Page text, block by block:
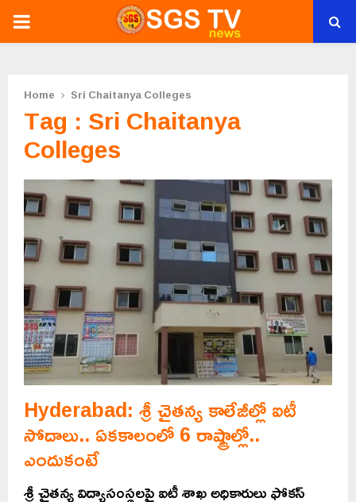
PRIMARY
Home Sri Chaitanya Colleges
Tag : Sri Chaitanya
Colleges
Hyderabad: శ్రీ చైతన్య కాలేజీల్లో ఐటీ
సోదాలు.. ఏకకాలంలో 6 రాష్ట్రాల్లో..
ఎందుకంటే
శ్రీ చైతన్య విద్యాసంస్థలపై ఐటీ శాఖ అధికారులు ఫోకస్‌